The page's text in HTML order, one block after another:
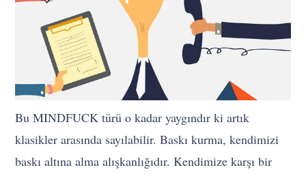
Bu MINDFUCK türü o kadar yaygındır ki artık
klasikler arasında sayılabilir. Baskı kurma, kendimizi
baskı altına alma alışkanlığıdır. Kendimize karşı bir